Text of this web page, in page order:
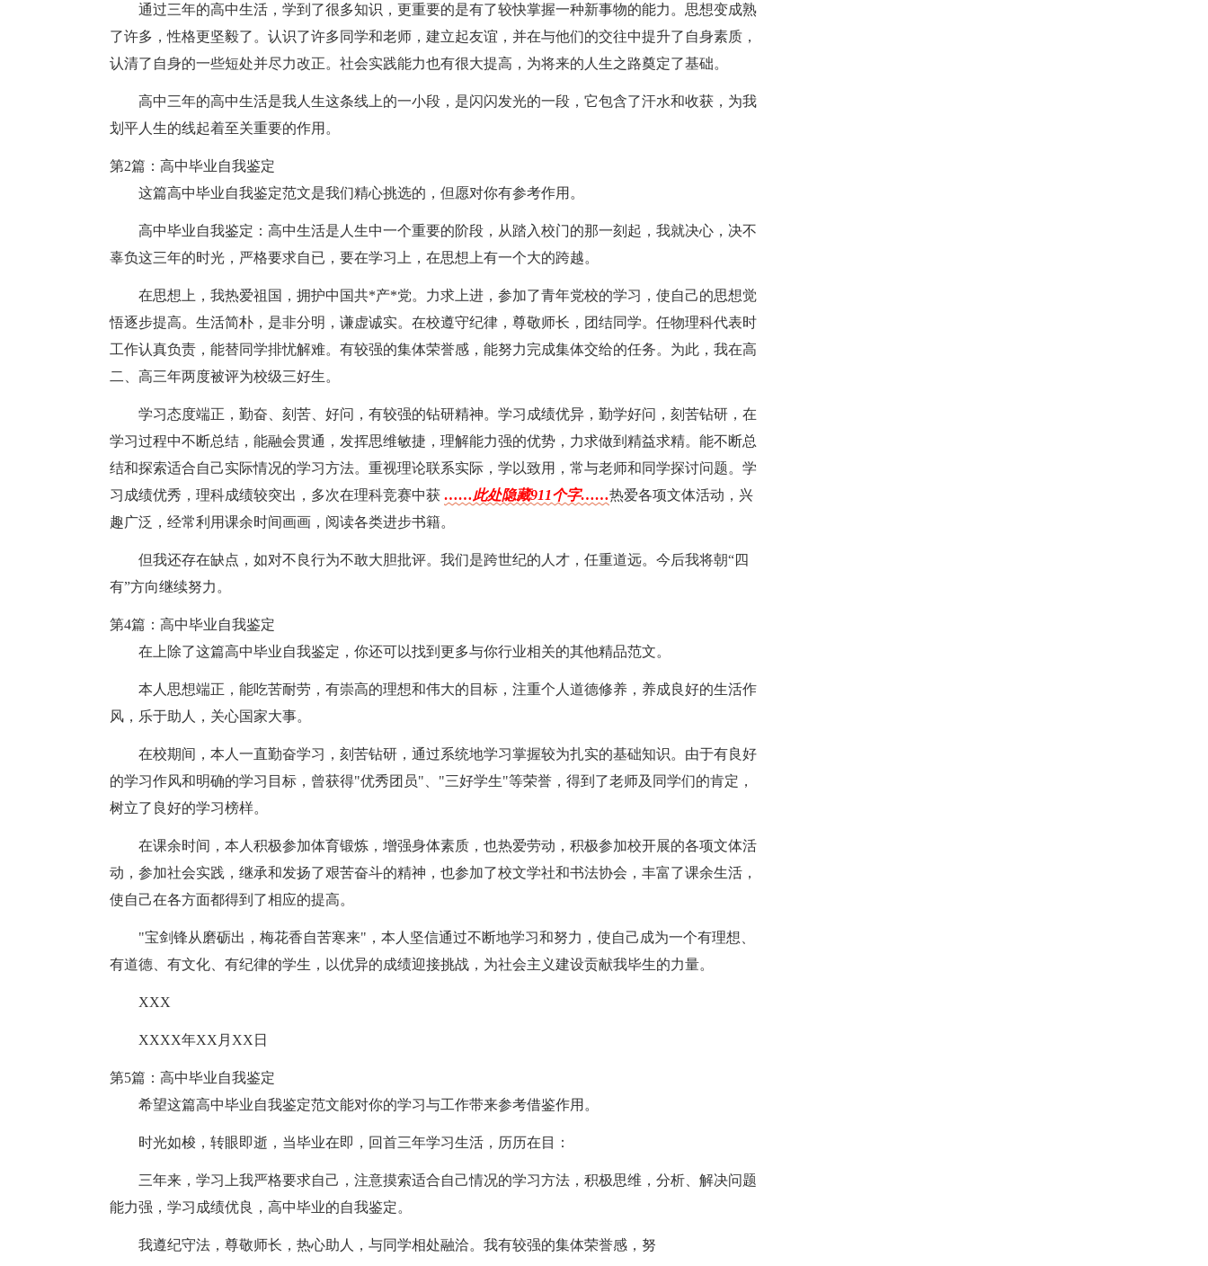
通过三年的高中生活，学到了很多知识，更重要的是有了较快掌握一种新事物的能力。思想变成熟
了许多，性格更坚毅了。认识了许多同学和老师，建立起友谊，并在与他们的交往中提升了自身素质，
认清了自身的一些短处并尽力改正。社会实践能力也有很大提高，为将来的人生之路奠定了基础。
高中三年的高中生活是我人生这条线上的一小段，是闪闪发光的一段，它包含了汗水和收获，为我
划平人生的线起着至关重要的作用。
第2篇：高中毕业自我鉴定
这篇高中毕业自我鉴定范文是我们精心挑选的，但愿对你有参考作用。
高中毕业自我鉴定：高中生活是人生中一个重要的阶段，从踏入校门的那一刻起，我就决心，决不
辜负这三年的时光，严格要求自已，要在学习上，在思想上有一个大的跨越。
在思想上，我热爱祖国，拥护中国共*产*党。力求上进，参加了青年党校的学习，使自己的思想觉
悟逐步提高。生活简朴，是非分明，谦虚诚实。在校遵守纪律，尊敬师长，团结同学。任物理科代表时
工作认真负责，能替同学排忧解难。有较强的集体荣誉感，能努力完成集体交给的任务。为此，我在高
二、高三年两度被评为校级三好生。
学习态度端正，勤奋、刻苦、好问，有较强的钻研精神。学习成绩优异，勤学好问，刻苦钻研，在
学习过程中不断总结，能融会贯通，发挥思维敏捷，理解能力强的优势，力求做到精益求精。能不断总
结和探索适合自己实际情况的学习方法。重视理论联系实际，学以致用，常与老师和同学探讨问题。学
习成绩优秀，理科成绩较突出，多次在理科竞赛中获 ……此处隐藏911个字……热爱各项文体活动，兴
趣广泛，经常利用课余时间画画，阅读各类进步书籍。
但我还存在缺点，如对不良行为不敢大胆批评。我们是跨世纪的人才，任重道远。今后我将朝“四
有”方向继续努力。
第4篇：高中毕业自我鉴定
在上除了这篇高中毕业自我鉴定，你还可以找到更多与你行业相关的其他精品范文。
本人思想端正，能吃苦耐劳，有崇高的理想和伟大的目标，注重个人道德修养，养成良好的生活作
风，乐于助人，关心国家大事。
在校期间，本人一直勤奋学习，刻苦钻研，通过系统地学习掌握较为扎实的基础知识。由于有良好
的学习作风和明确的学习目标，曾获得"优秀团员"、"三好学生"等荣誉，得到了老师及同学们的肯定，
树立了良好的学习榜样。
在课余时间，本人积极参加体育锻炼，增强身体素质，也热爱劳动，积极参加校开展的各项文体活
动，参加社会实践，继承和发扬了艰苦奋斗的精神，也参加了校文学社和书法协会，丰富了课余生活，
使自己在各方面都得到了相应的提高。
"宝剑锋从磨砺出，梅花香自苦寒来"，本人坚信通过不断地学习和努力，使自己成为一个有理想、
有道德、有文化、有纪律的学生，以优异的成绩迎接挑战，为社会主义建设贡献我毕生的力量。
XXX
XXXX年XX月XX日
第5篇：高中毕业自我鉴定
希望这篇高中毕业自我鉴定范文能对你的学习与工作带来参考借鉴作用。
时光如梭，转眼即逝，当毕业在即，回首三年学习生活，历历在目：
三年来，学习上我严格要求自己，注意摸索适合自己情况的学习方法，积极思维，分析、解决问题
能力强，学习成绩优良，高中毕业的自我鉴定。
我遵纪守法，尊敬师长，热心助人，与同学相处融洽。我有较强的集体荣誉感，努